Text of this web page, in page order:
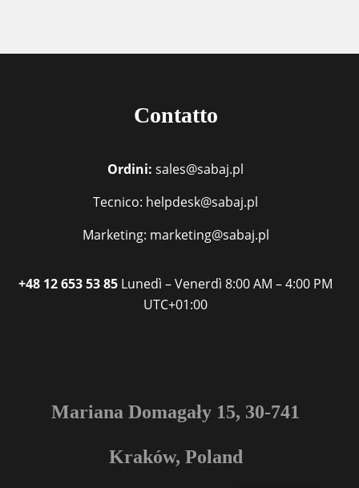
Contatto
Ordini: sales@sabaj.pl
Tecnico: helpdesk@sabaj.pl
Marketing: marketing@sabaj.pl
+48 12 653 53 85 Lunedì – Venerdì 8:00 AM – 4:00 PM
UTC+01:00
Mariana Domagały 15, 30-741
Kraków, Poland